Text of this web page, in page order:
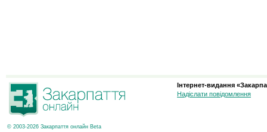
© 2003-2026 Закарпаття онлайн Beta
Інтернет-видання
Надіслати повідомлення